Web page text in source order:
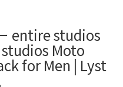
entire studios
Moto
for Men | Lyst